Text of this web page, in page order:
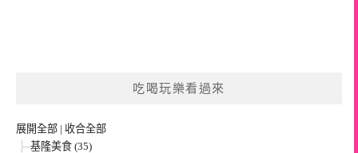
吃喝玩樂看過來
展開全部 | 收合全部
基隆美食 (35)